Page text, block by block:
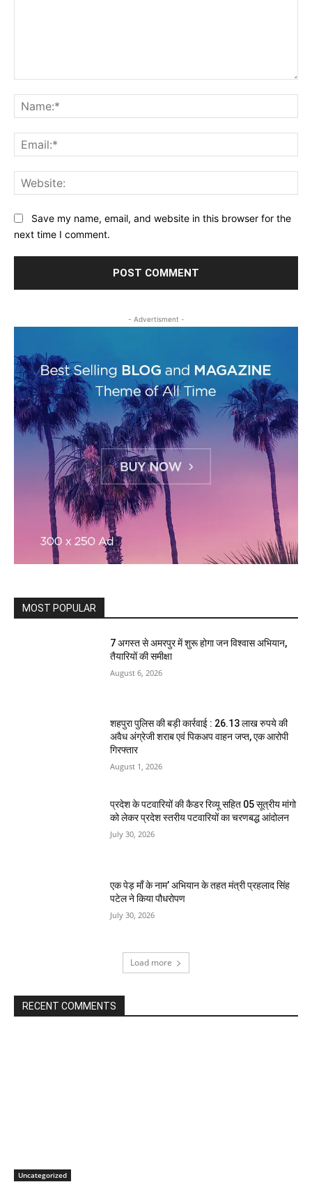
Save my name, email, and website in this browser for the
next time I comment.
- Advertisment -
MOST POPULAR
7 अगस्त से अमरपुर में शुरू होगा जन विश्वास अभियान,
तैयारियों की समीक्षा
August 6, 2026
शहपुरा पुलिस की बड़ी कार्रवाई : 26.13 लाख रुपये की
अवैध अंग्रेजी शराब एवं पिकअप वाहन जप्त, एक आरोपी
गिरफ्तार
August 1, 2026
प्रदेश के पटवारियों की कैडर रिव्यू सहित 05 सूत्रीय मांगो
को लेकर प्रदेश स्तरीय पटवारियों का चरणबद्ध आंदोलन
July 30, 2026
एक पेड़ माँ के नाम’ अभियान के तहत मंत्री प्रहलाद सिंह
पटेल ने किया पौधरोपण
July 30, 2026
Load more
RECENT COMMENTS
Uncategorized